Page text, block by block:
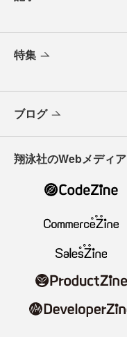
特集
ブログ
翔泳社のWebメディア